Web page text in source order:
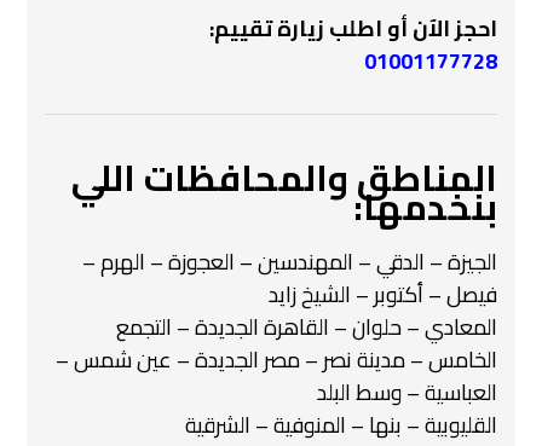
احجز الآن أو اطلب زيارة تقييم:
01001177728
المناطق والمحافظات اللي
بنخدمها:
الجيزة – الدقي – المهندسين – العجوزة – الهرم –
فيصل – أكتوبر – الشيخ زايد
المعادي – حلوان – القاهرة الجديدة – التجمع
الخامس – مدينة نصر – مصر الجديدة – عين شمس –
العباسية – وسط البلد
القليوبية – بنها – المنوفية – الشرقية